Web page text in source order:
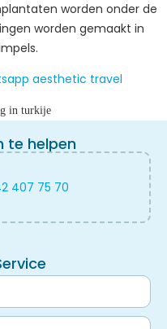
worden onder de
worden gemaakt in
te helpen
407 75 70